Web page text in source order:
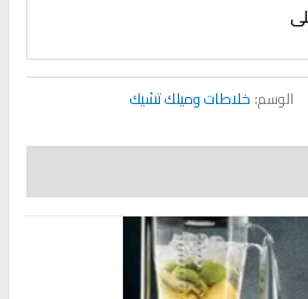
الوسم: خلاطات وميلك تشيك